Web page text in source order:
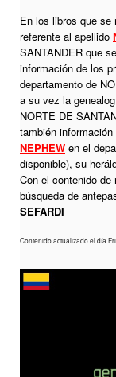
En los libros que se
referente al apellido
SANTANDER que
información de los
departamento de
a su vez la
NORTE DE
también
NEPHEW en el
disponible), su
Con el contenido
búsqueda de
SEFARDI
Contenido actualizado el día